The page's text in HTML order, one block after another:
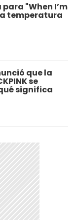
para "When I’m
temperatura
que la
se
significa